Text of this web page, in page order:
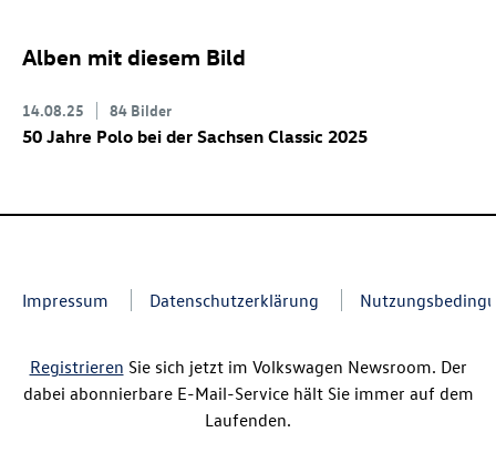
Alben mit diesem Bild
14.08.25 84 Bilder
50 Jahre Polo bei der Sachsen Classic 2025
Impressum Datenschutzerklärung
Registrieren Sie sich jetzt im Volkswagen Newsroom. Der
dabei abonnierbare E-Mail-Service hält Sie immer auf dem
Laufenden.